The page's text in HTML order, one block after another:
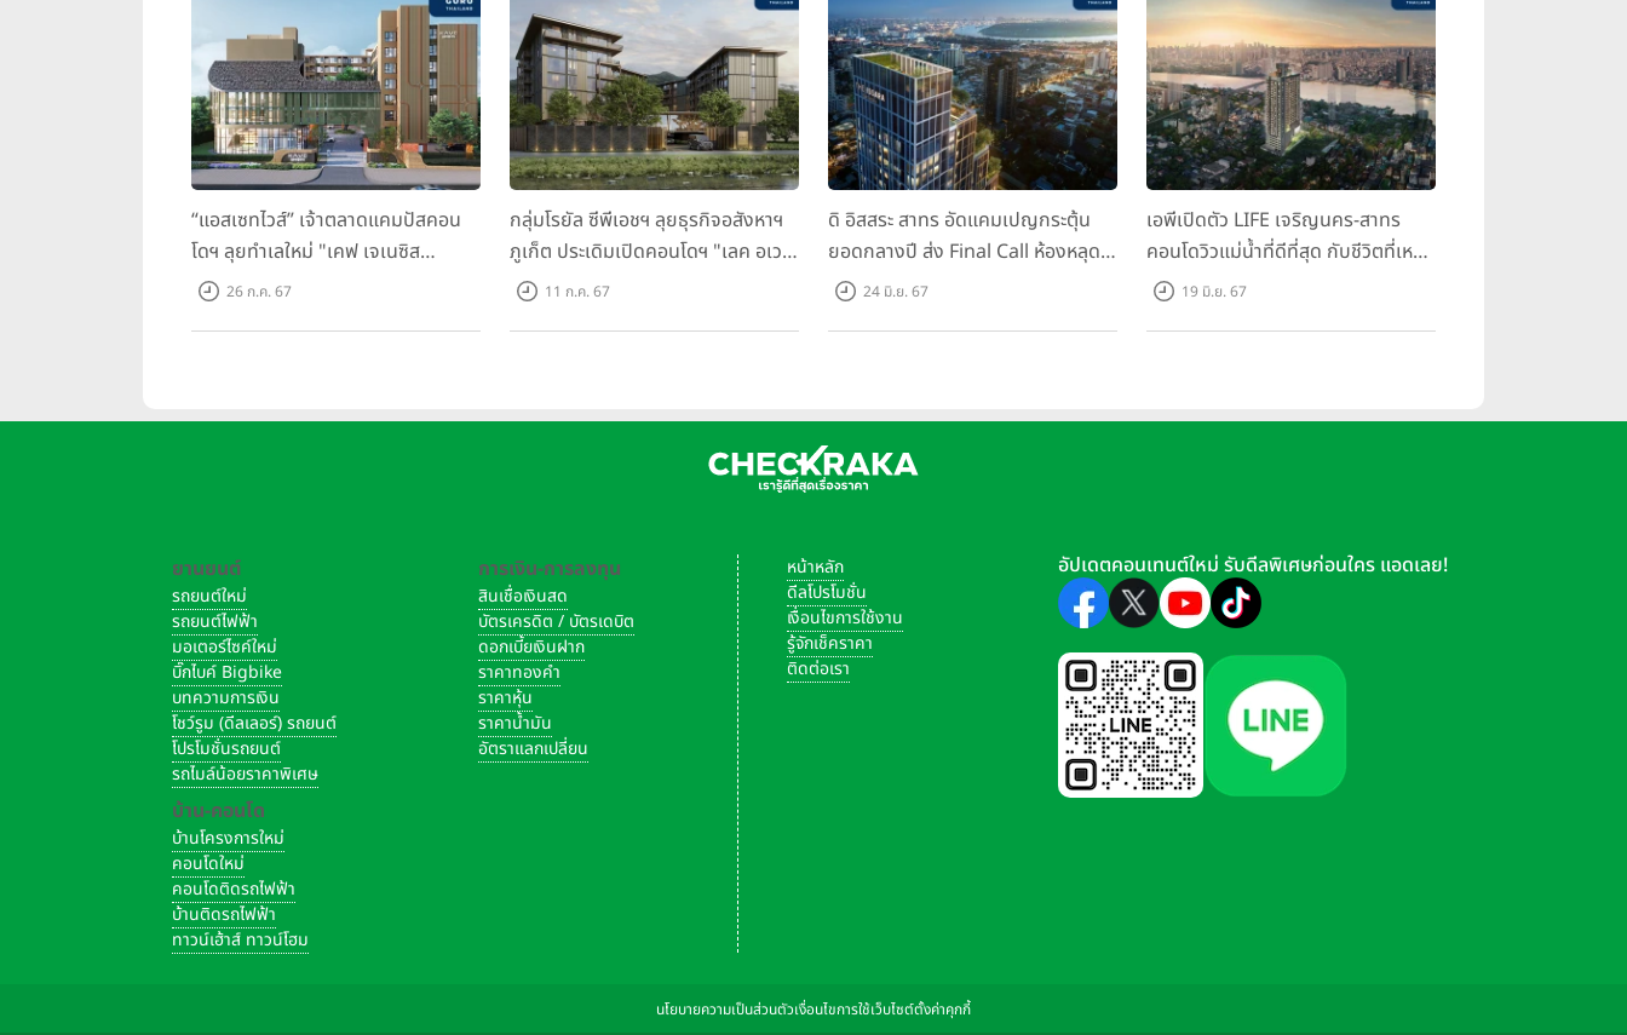
“แอสเซทไวส์” เจ้าตลาดแคมปัสคอน
โดฯ ลุยทำเลใหม่ "เคฟ เจเนซิส
นครปฐม" จับมือพาร์ทเนอร์ "อินฟินิท
26 ก.ค. 67
กลุ่มโรยัล ซีพีเอชฯ ลุยธุรกิจอสังหาฯ
ภูเก็ต ประเดิมเปิดคอนโดฯ "เลค อเวนิ
ว ภูเก็ต" พรีเซลสิงหาคมนี้
11 ก.ค. 67
ดิ อิสสระ สาทร อัดแคมเปญกระตุ้น
ยอดกลางปี ส่ง Final Call ห้องหลุด
ดาวน์ หั่นราคาเริ่มต้น 4.99 ลบ.
24 มิ.ย. 67
เอพีเปิดตัว LIFE เจริญนคร-สาทร
คอนโดวิวแม่น้ำที่ดีที่สุด กับชีวิตที่เหนือ
กว่าในทุกมิติ ห้องชุดดีไซน์ใหม่สูง 3
19 มิ.ย. 67
ยานยนต์
รถยนต์ใหม่
รถยนต์ไฟฟ้า
มอเตอร์ไซค์ใหม่
บิ๊กไบค์ Bigbike
บทความการเงิน
โชว์รูม (ดีลเลอร์) รถยนต์
โปรโมชั่นรถยนต์
รถไมล์น้อยราคาพิเศษ
บ้าน-คอนโด
บ้านโครงการใหม่
คอนโดใหม่
คอนโดติดรถไฟฟ้า
บ้านติดรถไฟฟ้า
ทาวน์เฮ้าส์ ทาวน์โฮม
การเงิน-การลงทุน
สินเชื่อเงินสด
บัตรเครดิต / บัตรเดบิต
ดอกเบี้ยเงินฝาก
ราคาทองคำ
ราคาหุ้น
ราคาน้ำมัน
อัตราแลกเปลี่ยน
หน้าหลัก
ดีลโปรโมชั่น
เงื่อนไขการใช้งาน
รู้จักเช็คราคา
ติดต่อเรา
อัปเดตคอนเทนต์ใหม่ รับดีลพิเศษก่อนใคร แอดเลย!
นโยบายความเป็นส่วนตัวเงื่อนไขการใช้เว็บไซต์ตั้งค่าคุกกี้